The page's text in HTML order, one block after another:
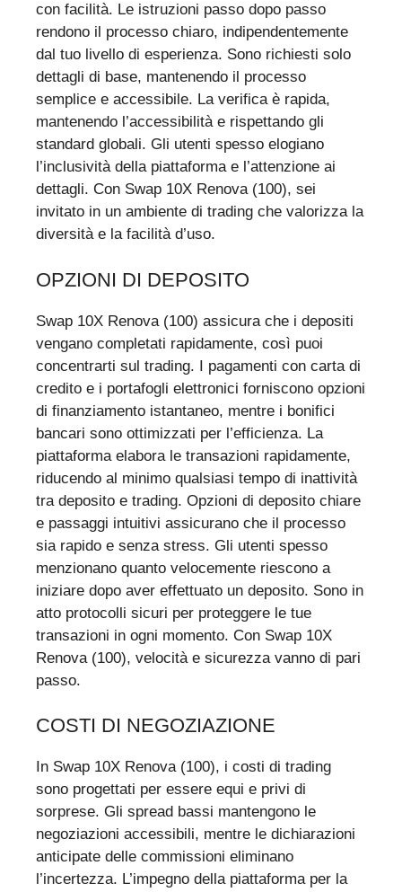
con facilità. Le istruzioni passo dopo passo
rendono il processo chiaro, indipendentemente
dal tuo livello di esperienza. Sono richiesti solo
dettagli di base, mantenendo il processo
semplice e accessibile. La verifica è rapida,
mantenendo l’accessibilità e rispettando gli
standard globali. Gli utenti spesso elogiano
l’inclusività della piattaforma e l’attenzione ai
dettagli. Con Swap 10X Renova (100), sei
invitato in un ambiente di trading che valorizza la
diversità e la facilità d’uso.
OPZIONI DI DEPOSITO
Swap 10X Renova (100) assicura che i depositi
vengano completati rapidamente, così puoi
concentrarti sul trading. I pagamenti con carta di
credito e i portafogli elettronici forniscono opzioni
di finanziamento istantaneo, mentre i bonifici
bancari sono ottimizzati per l’efficienza. La
piattaforma elabora le transazioni rapidamente,
riducendo al minimo qualsiasi tempo di inattività
tra deposito e trading. Opzioni di deposito chiare
e passaggi intuitivi assicurano che il processo
sia rapido e senza stress. Gli utenti spesso
menzionano quanto velocemente riescono a
iniziare dopo aver effettuato un deposito. Sono in
atto protocolli sicuri per proteggere le tue
transazioni in ogni momento. Con Swap 10X
Renova (100), velocità e sicurezza vanno di pari
passo.
COSTI DI NEGOZIAZIONE
In Swap 10X Renova (100), i costi di trading
sono progettati per essere equi e privi di
sorprese. Gli spread bassi mantengono le
negoziazioni accessibili, mentre le dichiarazioni
anticipate delle commissioni eliminano
l’incertezza. L’impegno della piattaforma per la